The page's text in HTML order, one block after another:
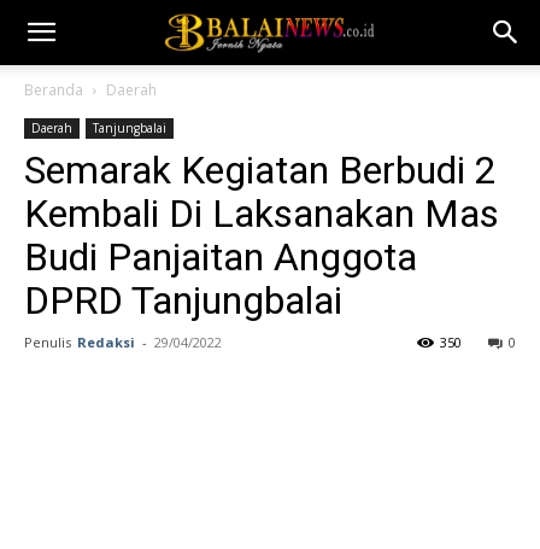
Beranda Daerah
Daerah Tanjungbalai
Semarak Kegiatan Berbudi 2
Kembali Di Laksanakan Mas
Budi Panjaitan Anggota
DPRD Tanjungbalai
Penulis Redaksi - 29/04/2022 0
350